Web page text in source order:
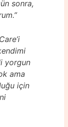
sonra,
yorgun
ama
için